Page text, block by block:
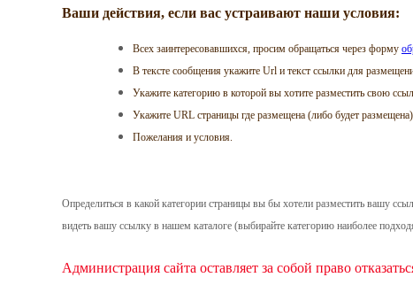
Ваши действия, если вас устраивают наши условия:
Всех заинтересовавшихся, просим обращаться через форму
В тексте сообщения укажите Url и текст ссылки для
Укажите категорию в которой вы хотите разместить свою
Укажите URL страницы где размещена (либо будет
Пожелания и условия.
Определиться в какой категории страницы вы бы хотели разместить вашу
видеть вашу ссылку в нашем каталоге (выбирайте категорию наиболее
Администрация сайта оставляет за собой право